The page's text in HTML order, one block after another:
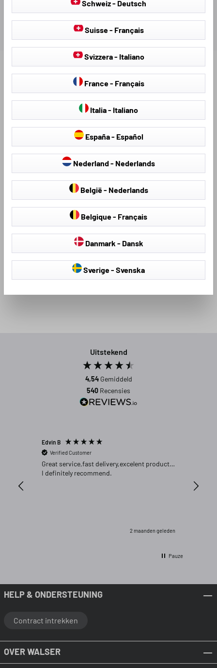
Ontdek meer producten voor uw voertuig:
Stoelhoezen &
hagelschermhoezen
Loading...
Uitstekend
4,54 Gemiddeld
540 Recensies
Edvin B
Verified Customer
Great service,fast delivery,excelent product…
I definitely recommend.
2 maanden geleden
Pauze
HELP & ONDERSTEUNING
Contract intrekken
OVER WALSER
Schweiz - Deutsch
Suisse - Français
Svizzera - Italiano
France - Français
Italia - Italiano
España - Español
Nederland - Nederlands
België - Nederlands
Belgique - Français
Danmark - Dansk
Sverige - Svenska